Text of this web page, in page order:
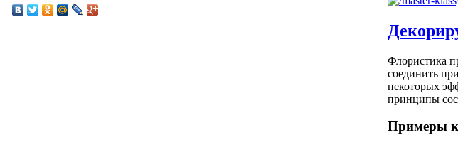
Флористика
соединить
некоторых
принципы
Примеры